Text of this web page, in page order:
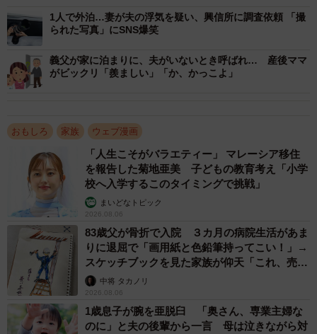
くつも寄せられています。そこで、作者の横山了一さんに
同作誕生のきっかけや反響などについて話を伺いました。
見た目は怖いけどすごくやさしい新しい父親 (C)横山了一
1人で外泊…妻が夫の浮気を疑い、興信所に調査依頼 「撮
られた写真」にSNS爆笑
義父が家に泊まりに、夫がいないとき呼ばれ… 産後ママ
がビックリ「羨ましい」「か、かっこよ」
おもしろ 家族 ウェブ漫画
「人生こそがバラエティー」 マレーシア移住
を報告した菊地亜美 子どもの教育考え「小学
校へ入学するこのタイミングで挑戦」
まいどなトピック
2026.08.06
83歳父が骨折で入院 ３カ月の病院生活があま
りに退屈で「画用紙と色鉛筆持ってこい！」→
スケッチブックを見た家族が仰天「これ、売れ
ますよ…」
中将 タカノリ
2026.08.06
1歳息子が腕を亜脱臼 「奥さん、専業主婦な
のに」と夫の後輩から一言 母は泣きながら対